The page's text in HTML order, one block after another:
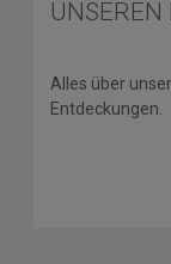
UNSEREN
Alles über
Entdeckungen.